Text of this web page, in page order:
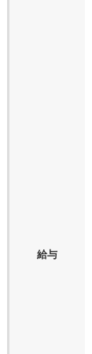
給与